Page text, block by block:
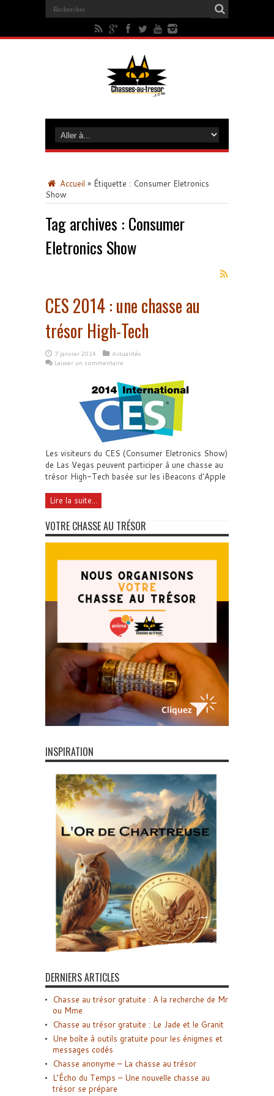
Accueil » Étiquette : Consumer Eletronics
Show
Tag archives : Consumer
Eletronics Show
CES 2014 : une chasse au
trésor High-Tech
7 janvier 2014
Actualités
Laisser un commentaire
Les visiteurs du CES (Consumer Eletronics Show)
de Las Vegas peuvent participer à une chasse au
trésor High-Tech basée sur les iBeacons d'Apple
Lire la suite...
VOTRE CHASSE AU TRÉSOR
INSPIRATION
DERNIERS ARTICLES
Chasse au trésor gratuite : A la recherche de Mr
ou Mme
Chasse au trésor gratuite : Le Jade et le Granit
Une boîte à outils gratuite pour les énigmes et
messages codés
Chasse anonyme – La chasse au trésor
L’Écho du Temps – Une nouvelle chasse au
trésor se prépare